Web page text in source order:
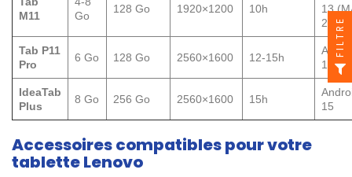
M11
Go
128 Go 1920×1200 10h
13
2028)
Tab P11
Pro
6 Go 128 Go 2560×1600 12-15h
12
IdeaTab
Plus
8 Go 256 Go 2560×1600 15h
15
Accessoires compatibles pour votre
tablette Lenovo
FILTRE